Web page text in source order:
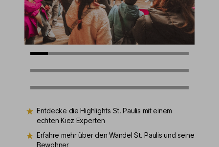
Entdecke die Highlights St. Paulis mit einem
echten Kiez Experten
Erfahre mehr über den Wandel St. Paulis und seine
Bewohner